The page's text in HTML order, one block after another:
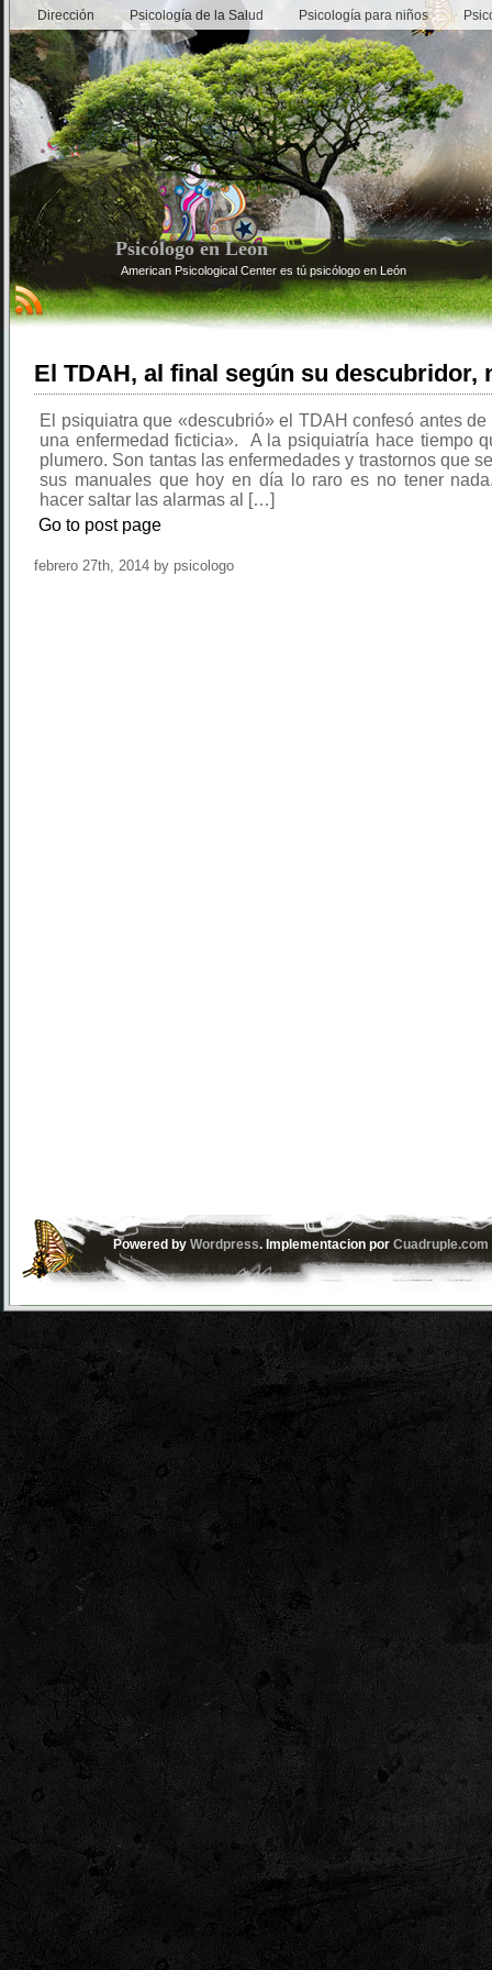
Dirección Psicología de la Salud Psicología para niños
Psicólogo en León
American Psicological Center es tú psicólogo en León
El TDAH, al final según su descubridor,
El psiquiatra que «descubrió» el TDAH confesó antes de
una enfermedad ficticia». A la psiquiatría hace tiempo
plumero. Son tantas las enfermedades y trastornos que
sus manuales que hoy en día lo raro es no tener
hacer saltar las alarmas al […]
Go to post page
febrero 27th, 2014 by psicologo
Powered byWordpress. Implementacion porCuadruple.com